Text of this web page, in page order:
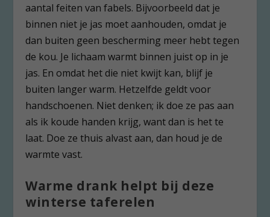
aantal feiten van fabels. Bijvoorbeeld dat je
binnen niet je jas moet aanhouden, omdat je
dan buiten geen bescherming meer hebt tegen
de kou. Je lichaam warmt binnen juist op in je
jas. En omdat het die niet kwijt kan, blijf je
buiten langer warm. Hetzelfde geldt voor
handschoenen. Niet denken; ik doe ze pas aan
als ik koude handen krijg, want dan is het te
laat. Doe ze thuis alvast aan, dan houd je de
warmte vast.
Warme drank helpt bij deze
winterse taferelen